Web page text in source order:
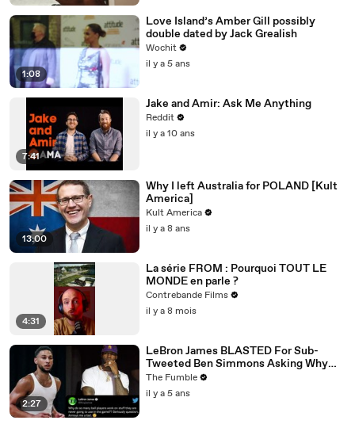
1:08
Love Island’s Amber Gill possibly
double dated by Jack Grealish
Wochit
il y a 5 ans
7:41
Jake and Amir: Ask Me Anything
Reddit
il y a 10 ans
13:00
Why I left Australia for POLAND [Kult
America]
Kult America
il y a 8 ans
4:31
La série FROM : Pourquoi TOUT LE
MONDE en parle ?
Contrebande Films
il y a 8 mois
2:27
LeBron James BLASTED For Sub-
Tweeted Ben Simmons Asking Why
Players Practice Moves They NEVER
Use
The Fumble
il y a 5 ans